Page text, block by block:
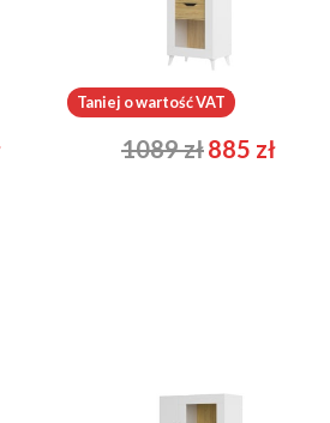
Barris 11
1089zł885 zł
Taniej o wartość VAT